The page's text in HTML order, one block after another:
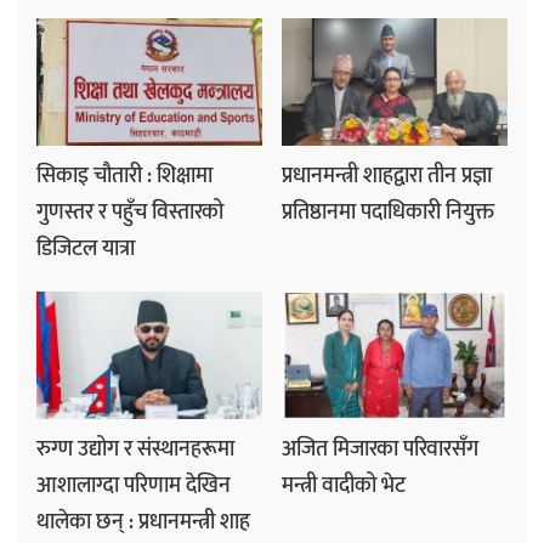
सिकाइ चौतारी : शिक्षामा
गुणस्तर र पहुँच विस्तारको
डिजिटल यात्रा
प्रधानमन्त्री शाहद्वारा तीन प्रज्ञा
प्रतिष्ठानमा पदाधिकारी नियुक्त
रुग्ण उद्योग र संस्थानहरूमा
आशालाग्दा परिणाम देखिन
थालेका छन् : प्रधानमन्त्री शाह
अजित मिजारका परिवारसँग
मन्त्री वादीको भेट